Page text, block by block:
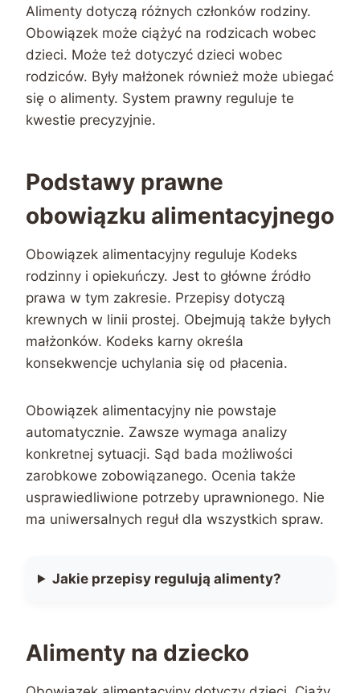
Alimenty dotyczą różnych członków rodziny.
Obowiązek może ciążyć na rodzicach wobec
dzieci. Może też dotyczyć dzieci wobec
rodziców. Były małżonek również może ubiegać
się o alimenty. System prawny reguluje te
kwestie precyzyjnie.
Podstawy prawne
obowiązku alimentacyjnego
Obowiązek alimentacyjny reguluje Kodeks
rodzinny i opiekuńczy. Jest to główne źródło
prawa w tym zakresie. Przepisy dotyczą
krewnych w linii prostej. Obejmują także byłych
małżonków. Kodeks karny określa
konsekwencje uchylania się od płacenia.
Obowiązek alimentacyjny nie powstaje
automatycznie. Zawsze wymaga analizy
konkretnej sytuacji. Sąd bada możliwości
zarobkowe zobowiązanego. Ocenia także
usprawiedliwione potrzeby uprawnionego. Nie
ma uniwersalnych reguł dla wszystkich spraw.
Jakie przepisy regulują alimenty?
Alimenty na dziecko